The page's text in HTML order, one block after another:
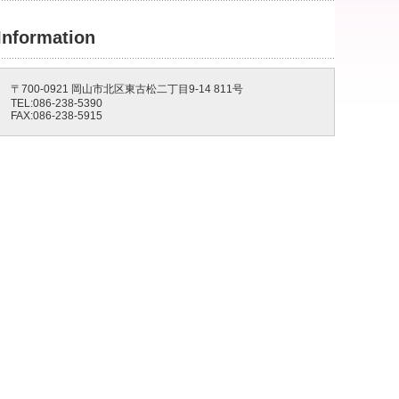
〒700-0921 岡山市北区東古松二丁目9-14 811号
TEL:086-238-5390
FAX:086-238-5915